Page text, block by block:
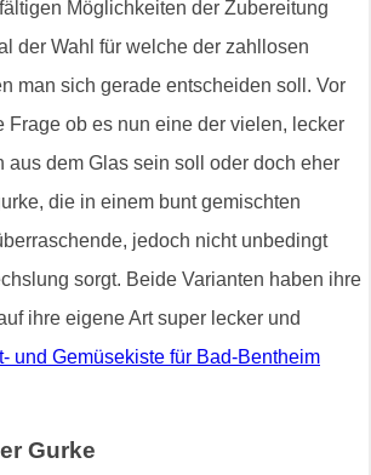
Möglichkeiten der Zubereitung
der Wahl für welche der zahllosen
man sich gerade entscheiden soll. Vor
Frage ob es nun eine der vielen, lecker
aus dem Glas sein soll oder doch eher
die in einem bunt gemischten
jedoch nicht unbedingt
sorgt. Beide Varianten haben ihre
ihre eigene Art super lecker und
und Gemüsekiste für Bad-Bentheim
Gurke